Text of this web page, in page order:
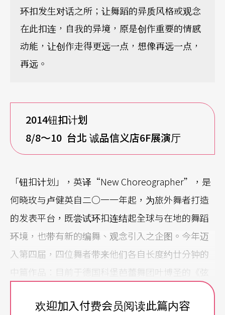
环扣发生对话之所；让舞蹈的异质风格或观念
在此扣连，自我的异境，原是创作重要的情感
动能，让创作走得更远一点，想像再远一点，
再远。
2014钮扣计划
8/8～10 台北 诚品信义店6F展演厅
「钮扣计划」，英译“New Choreographer”，是
何晓玫与卢健英自二○一一年起，为旅外舞者打造
的发表平台，既尝试环扣连结起全球与在地的舞蹈
环境，也带有新的编舞、观念引入之企图。今年迈
入第四届，四位舞者带来他们各自长度约廿分钟的
中篇作品：目前于德国科堡芭蕾舞团叶博圣的《弦
移》、前香港城市当代舞团张蓝匀《手》、以色列
巴希瓦舞团的李贞葳《黑盒子》、英国侯非胥．谢
欢迎加入付费会员阅读此篇内容